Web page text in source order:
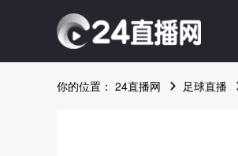
你的位置： 24直播网 足球直播